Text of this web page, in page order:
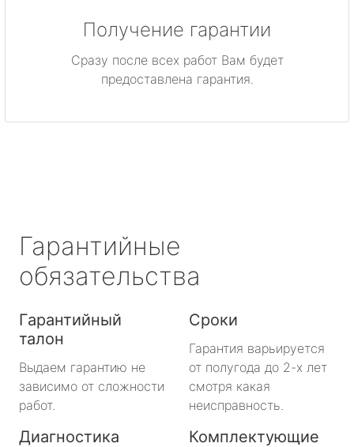
Получение гарантии
Сразу после всех работ Вам будет
предоставлена гарантия.
Гарантийные
обязательства
Гарантийный
талон
Выдаем гарантию не
зависимо от сложности
работ.
Сроки
Гарантия варьируется
от полугода до 2-х лет
смотря какая
неисправность.
Диагностика Комплектующие